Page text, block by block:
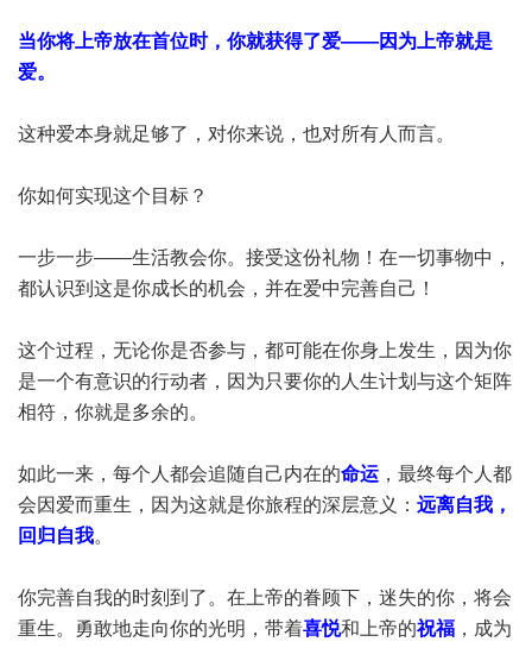
当你将上帝放在首位时，你就获得了爱——因为上帝就是
爱。
这种爱本身就足够了，对你来说，也对所有人而言。
你如何实现这个目标？
一步一步——生活教会你。接受这份礼物！在一切事物中，
都认识到这是你成长的机会，并在爱中完善自己！
这个过程，无论你是否参与，都可能在你身上发生，因为你
是一个有意识的行动者，因为只要你的人生计划与这个矩阵
相符，你就是多余的。
如此一来，每个人都会追随自己内在的命运 ，最终每个人都
会因爱而重生，因为这就是你旅程的深层意义： 远离自我，
回归自我。
你完善自我的时刻到了。在上帝的眷顾下，迷失的你，将会
重生。勇敢地走向你的光明，带着喜悦和上帝的祝福 ，成为